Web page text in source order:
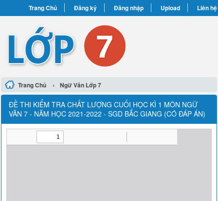
Trang Chủ Đăng ký Đăng nhập Upload Liên hệ
Trang Chủ › Ngữ Văn Lớp 7
ĐỀ THI KIỂM TRA CHẤT LƯỢNG CUỐI HỌC KÌ 1 MÔN NGỮ
VĂN 7 - NĂM HỌC 2021-2022 - SGD BẮC GIANG (CÓ ĐÁP ÁN)